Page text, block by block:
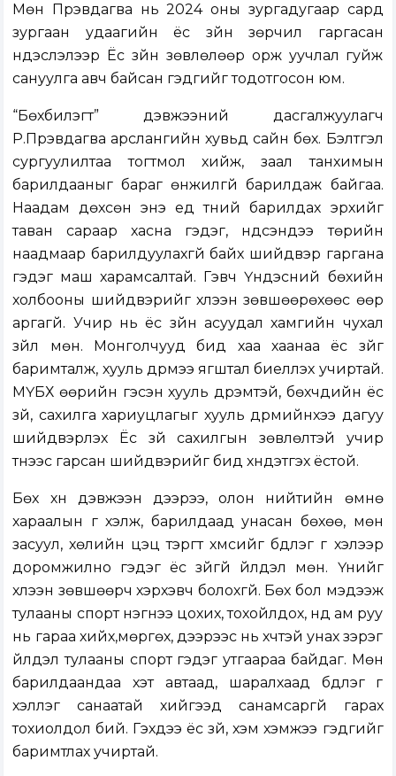
Мөн Пүрэвдагва нь 2024 оны зургадугаар сард
зургаан удаагийн ёс зүйн зөрчил гаргасан
үндэслэлээр Ёс зүйн зөвлөлөөр орж уучлал гуйж
сануулга авч байсан гэдгийг тодотгосон юм.
“Бөхбилэгт” дэвжээний дасгалжуулагч
Р.Пүрэвдагва арслангийн хувьд сайн бөх. Бэлтгэл
сургуулилтаа тогтмол хийж, заал танхимын
барилдааныг бараг өнжилгүй барилдаж байгаа.
Наадам дөхсөн энэ үед түүний барилдах эрхийг
таван сараар хасна гэдэг, үндсэндээ төрийн
наадмаар барилдуулахгүй байх шийдвэр гаргана
гэдэг маш харамсалтай. Гэвч Үндэсний бөхийн
холбооны шийдвэрийг хүлээн зөвшөөрөхөөс өөр
аргагүй. Учир нь ёс зүйн асуудал хамгийн чухал
зүйл мөн. Монголчууд бид хаа хаанаа ёс зүйг
баримталж, хууль дүрмээ ягштал биелүүлэх учиртай.
МҮБХ өөрийн гэсэн хууль дүрэмтэй, бөхчүүдийн ёс
зүй, сахилга хариуцлагыг хууль дүрмийнхээ дагуу
шийдвэрлэх Ёс зүй сахилгын зөвлөлтэй учир
түүнээс гарсан шийдвэрийг бид хүндэтгэх ёстой.
Бөх хүн дэвжээн дээрээ, олон нийтийн өмнө
хараалын үг хэлж, барилдаад унасан бөхөө, мөн
засуул, хөлийн цэц тэргүүт хүмүүсийг бүдүүлэг үг хэлээр
доромжилно гэдэг ёс зүйгүй үйлдэл мөн. Үүнийг
хүлээн зөвшөөрч хэрхэвч болохгүй. Бөх бол мэдээж
тулааны спорт нэгнээ цохих, тохойлдох, нүд ам руу
нь гараа хийх,мөргөх, дээрээс нь хүчтэй унах зэрэг
үйлдэл тулааны спорт гэдэг утгаараа байдаг. Мөн
барилдаандаа хэт автаад, шаралхаад бүдүүлэг үг
хэллэг санаатай хийгээд санамсаргүй гарах
тохиолдол бий. Гэхдээ ёс зүй, хэм хэмжээ гэдгийг
баримтлах учиртай.